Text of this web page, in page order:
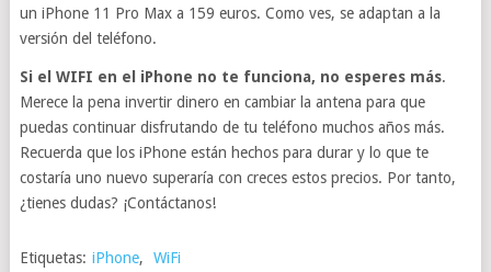
un iPhone 11 Pro Max a 159 euros. Como ves, se adaptan a la
versión del teléfono.
Si el WIFI en el iPhone no te funciona, no esperes más.
Merece la pena invertir dinero en cambiar la antena para que
puedas continuar disfrutando de tu teléfono muchos años más.
Recuerda que los iPhone están hechos para durar y lo que te
costaría uno nuevo superaría con creces estos precios. Por tanto,
¿tienes dudas? ¡Contáctanos!
Etiquetas: iPhone, WiFi